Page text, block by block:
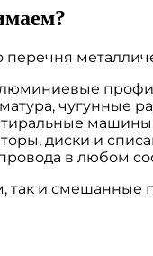
чугунные
диски и
в любом
и